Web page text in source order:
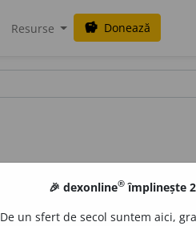
Resurse savings Donează
🎉 dexonline® împlinește
De un sfert de secol suntem aici,